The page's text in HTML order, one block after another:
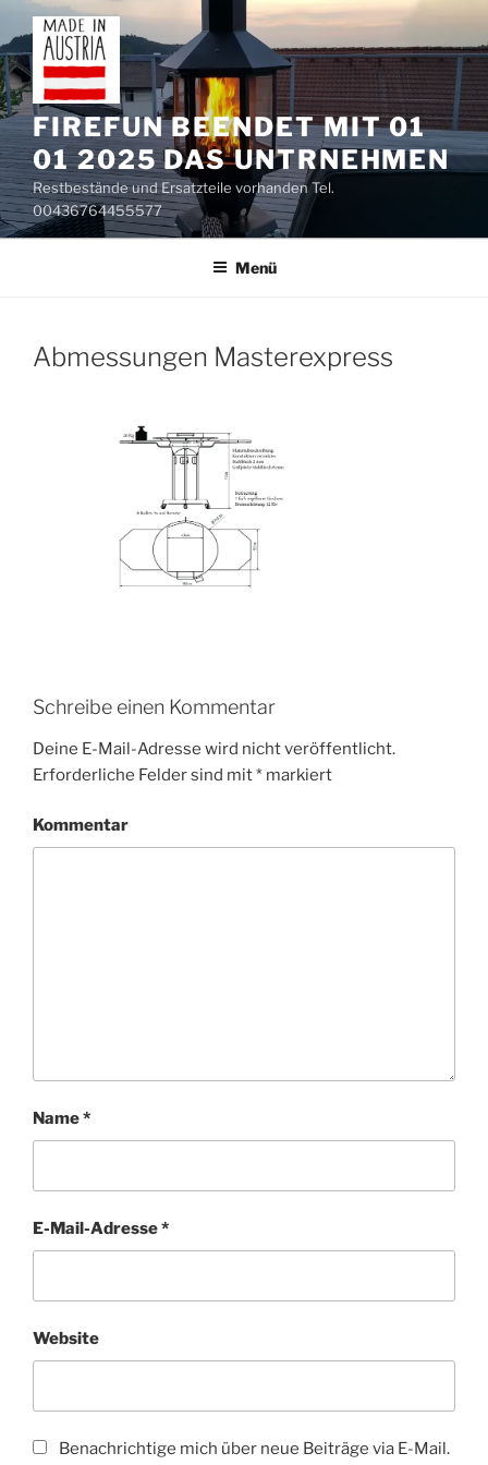
Zum
Inhalt
springen
FIREFUN BEENDET MIT 01
01 2025 DAS UNTRNEHMEN
Restbestände und Ersatzteile vorhanden Tel.
00436764455577
Menü
Abmessungen Masterexpress
Schreibe einen Kommentar
Deine E-Mail-Adresse wird nicht veröffentlicht.
Erforderliche Felder sind mit* markiert
Kommentar
Name*
E-Mail-Adresse*
Website
Benachrichtige mich über neue Beiträge via E-Mail.